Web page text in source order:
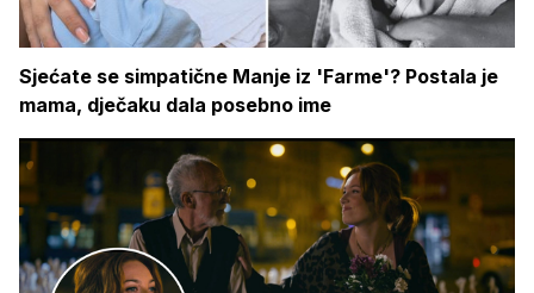
Sjećate se simpatične Manje iz 'Farme'? Postala je
mama, dječaku dala posebno ime